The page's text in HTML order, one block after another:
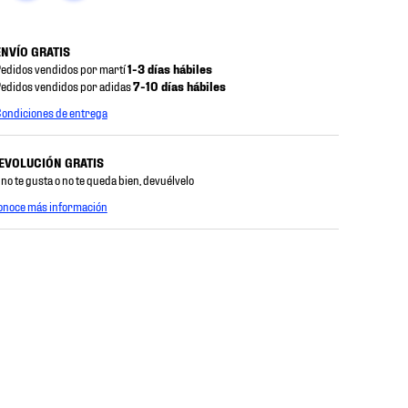
GRATIS
vendidos por martí1-3 días hábiles
vendidos por adidas7-10 días hábiles
de entrega
GRATIS
te gusta o no te queda bien, devuélvelo
más información